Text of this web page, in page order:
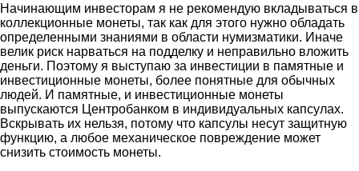
Начинающим инвесторам я не рекомендую вкладываться в
коллекционные монеты, так как для этого нужно обладать
определенными знаниями в области нумизматики. Иначе
велик риск нарваться на подделку и неправильно вложить
деньги. Поэтому я выступаю за инвестиции в памятные и
инвестиционные монеты, более понятные для обычных
людей. И памятные, и инвестиционные монеты
выпускаются Центробанком в индивидуальных капсулах.
Вскрывать их нельзя, потому что капсулы несут защитную
функцию, а любое механическое повреждение может
снизить стоимость монеты.